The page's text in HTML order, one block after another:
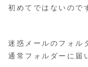
初めてではないので
迷惑メールのフォル
通常フォルダーに届